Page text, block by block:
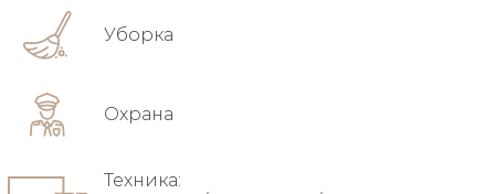
Уборка
Охрана
Техника: